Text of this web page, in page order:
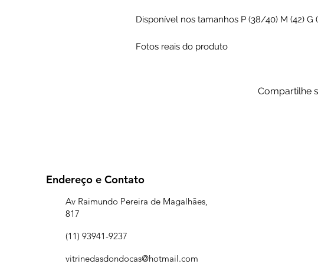
Disponível nos tamanhos P (38/40) M (42) G
Fotos reais do produto
Compartilhe
Endereço e Contato
Av Raimundo Pereira de Magalhães,
817
(11) 93941-9237
vitrinedasdondocas@hotmail.com